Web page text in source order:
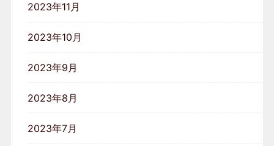
2023年11月
2023年10月
2023年9月
2023年8月
2023年7月